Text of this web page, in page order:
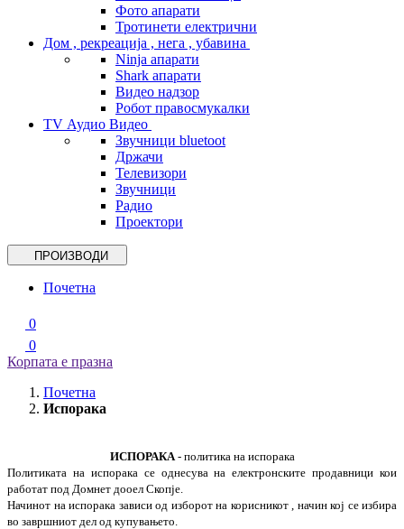
Фото апарати
Тротинети електрични
Дом , рекреација , нега , убавина
Ninja апарати
Shark апарати
Видео надзор
Робот правосмукалки
TV Аудио Видео
Звучници bluetoot
Држачи
Телевизори
Звучници
Радио
Проектори
ПРОИЗВОДИ
Почетна
0
0
Корпата е празна
Почетна
Испорака
ИСПОРАКА- политика на испорака
Политиката на испорака се однесува на електронските продавници кои
работат под Домнет дооел Скопје.
Начинот на испорака зависи од изборот на корисникот , начин кој се избира
во завршниот дел од купувањето.